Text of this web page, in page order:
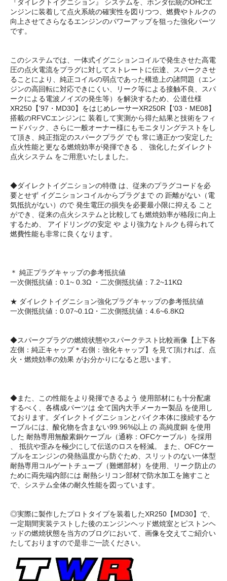
『ダイレクトイグニション』 システムを、ホンダ伝統のOHCエ
ンジンに装着して点火系統の確実性を図りつつ、燃費やトルクの
向上させてさらなるエンジンのパワーアップを狙った強化パーツ
です。
このシステムでは、一体式イグニションコイルで発生させた高電
圧の点火電流をプラグに対してストレートに伝達、スパークさせ
ることにより、純正コイルの弱点であった構造上の諸問題（エン
ジンの高回転に対応できにくい、リーク等による接触不良、スパ
ークによる電波ノイズの発生等）を解決するため、公道仕様
XR250【'97・MD30】をはじめレーサーXR250R【'03・ME08】
搭載のRFVCエンジンに 装着して実測から得た結果と技術をフィ
ードバック、さらに一般オーナー様にもモニタリングテストをし
て頂き、純正指定のスパークプラグ でも 常に適正かつ安定した
点火性能と更なる燃焼効率が発揮できる 、 強化したダイレクト
点火システム をご用意いたしました。
◆ダイレクトイグニションの特徴 は、従来のプラグコードを必
要とせず イグニションコイルからプラグまで の 距離がない（電
気抵抗がない）ので 発生電圧の損失を必要最小限に抑える こと
ができ、従来の点火システムと比較しても燃焼効率が格段に向上
するため、 アイドリングの安定 や より強力なトルクも得られて
燃費性能も非常に良くなります。
＊ 純正プラグキャップの参考抵抗値
一次側抵抗値：0.1~ 0.3Ω ・二次側抵抗値：7.2~11KΩ
★ ダイレクトイグニション強化プラグキャップの参考抵抗値
一次側抵抗値：0.07~0.1Ω・二次側抵抗値：4.6~6.8KΩ
◆スパークプラグの燃焼状態やスパークテスト比較画像【上下各
左側：純正キャップ＊右側：強化キャップ】を見て頂ければ、点
火・燃焼効率の効果 がお分かりになると思います。
◆また、この性能をより発揮できるよう 使用部材にも十分配慮
するべく、各構成パーツは 全て国内大手メーカー製品 を使用し
ております。ダイレクトイグニションとバイク本体に接続するケ
ーブルには、酸化物を含まない99.96%以上 の 高純度銅 を使用
した 耐熱専用無酸素銅ケーブル（通称：OFCケーブル）を採用
、 抵抗や歪みを極少にして伝送のロスを軽減。 また、OFCケー
ブルをエンジンの発熱温度から防ぐため、スリットのない一体型
耐熱専用コルゲートチューブ（難燃部材）を使用、リーク防止の
ために両先端内部には 耐熱シリコン部材で防水加工を施すこと
で、システム全体の耐久性能を図っています。
◎実際に製作したプロトタイプを装着したXR250【MD30】で、
一定期間実装テストした後のエンジンヘッド燃焼室とピストンヘ
ッドの燃焼状態を当方のブログにおいて、画像を交えてご紹介い
たしておりますので是非ご一読ください。